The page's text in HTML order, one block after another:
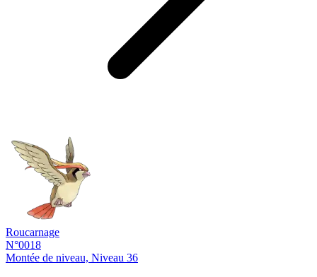
Roucarnage
N°0018
Montée de niveau, Niveau 36